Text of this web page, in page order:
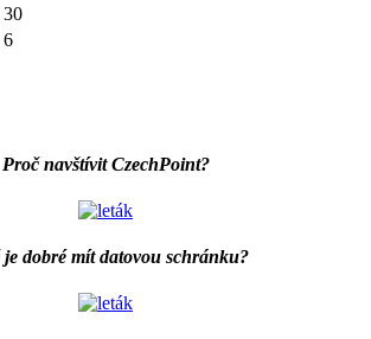
30
6
Proč navštívit CzechPoint?
je dobré mít datovou schránku?